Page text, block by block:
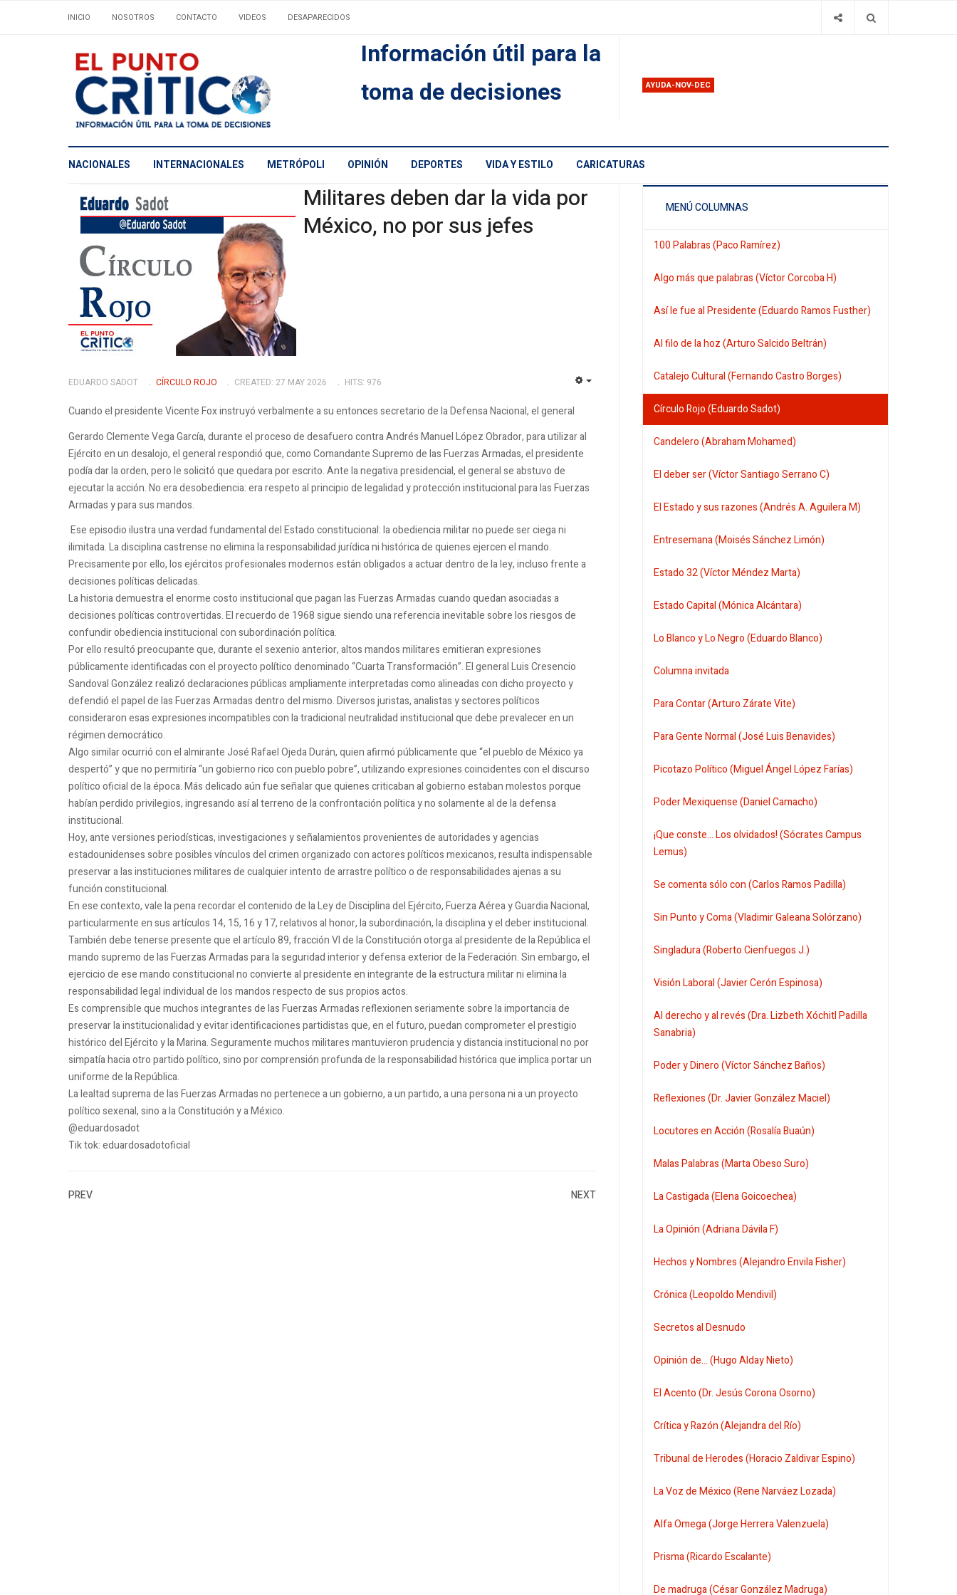
INICIO NOSOTROS CONTACTO VIDEOS DESAPARECIDOS
Información útil para la
toma de decisiones
AYUDA-NOV-DEC
NACIONALES INTERNACIONALES METRÓPOLI OPINIÓN DEPORTES VIDA Y ESTILO CARICATURAS
Militares deben dar la vida por
México, no por sus jefes
EDUARDO SADOT CÍRCULO ROJO CREATED: 27 MAY 2026 HITS: 976
Cuando el presidente Vicente Fox instruyó verbalmente a su entonces secretario de la Defensa Nacional, el general
Gerardo Clemente Vega García, durante el proceso de desafuero contra Andrés Manuel López Obrador, para utilizar al
Ejército en un desalojo, el general respondió que, como Comandante Supremo de las Fuerzas Armadas, el presidente
podía dar la orden, pero le solicitó que quedara por escrito. Ante la negativa presidencial, el general se abstuvo de
ejecutar la acción. No era desobediencia: era respeto al principio de legalidad y protección institucional para las Fuerzas
Armadas y para sus mandos.
Ese episodio ilustra una verdad fundamental del Estado constitucional: la obediencia militar no puede ser ciega ni
ilimitada. La disciplina castrense no elimina la responsabilidad jurídica ni histórica de quienes ejercen el mando.
Precisamente por ello, los ejércitos profesionales modernos están obligados a actuar dentro de la ley, incluso frente a
decisiones políticas delicadas.
La historia demuestra el enorme costo institucional que pagan las Fuerzas Armadas cuando quedan asociadas a
decisiones políticas controvertidas. El recuerdo de 1968 sigue siendo una referencia inevitable sobre los riesgos de
confundir obediencia institucional con subordinación política.
Por ello resultó preocupante que, durante el sexenio anterior, altos mandos militares emitieran expresiones
públicamente identificadas con el proyecto político denominado “Cuarta Transformación”. El general Luis Cresencio
Sandoval González realizó declaraciones públicas ampliamente interpretadas como alineadas con dicho proyecto y
defendió el papel de las Fuerzas Armadas dentro del mismo. Diversos juristas, analistas y sectores políticos
consideraron esas expresiones incompatibles con la tradicional neutralidad institucional que debe prevalecer en un
régimen democrático.
Algo similar ocurrió con el almirante José Rafael Ojeda Durán, quien afirmó públicamente que “el pueblo de México ya
despertó” y que no permitiría “un gobierno rico con pueblo pobre”, utilizando expresiones coincidentes con el discurso
político oficial de la época. Más delicado aún fue señalar que quienes criticaban al gobierno estaban molestos porque
habían perdido privilegios, ingresando así al terreno de la confrontación política y no solamente al de la defensa
institucional.
Hoy, ante versiones periodísticas, investigaciones y señalamientos provenientes de autoridades y agencias
estadounidenses sobre posibles vínculos del crimen organizado con actores políticos mexicanos, resulta indispensable
preservar a las instituciones militares de cualquier intento de arrastre político o de responsabilidades ajenas a su
función constitucional.
En ese contexto, vale la pena recordar el contenido de la Ley de Disciplina del Ejército, Fuerza Aérea y Guardia Nacional,
particularmente en sus artículos 14, 15, 16 y 17, relativos al honor, la subordinación, la disciplina y el deber institucional.
También debe tenerse presente que el artículo 89, fracción VI de la Constitución otorga al presidente de la República el
mando supremo de las Fuerzas Armadas para la seguridad interior y defensa exterior de la Federación. Sin embargo, el
ejercicio de ese mando constitucional no convierte al presidente en integrante de la estructura militar ni elimina la
responsabilidad legal individual de los mandos respecto de sus propios actos.
Es comprensible que muchos integrantes de las Fuerzas Armadas reflexionen seriamente sobre la importancia de
preservar la institucionalidad y evitar identificaciones partidistas que, en el futuro, puedan comprometer el prestigio
histórico del Ejército y la Marina. Seguramente muchos militares mantuvieron prudencia y distancia institucional no por
simpatía hacia otro partido político, sino por comprensión profunda de la responsabilidad histórica que implica portar un
uniforme de la República.
La lealtad suprema de las Fuerzas Armadas no pertenece a un gobierno, a un partido, a una persona ni a un proyecto
político sexenal, sino a la Constitución y a México.
@eduardosadot
Tik tok: eduardosadotoficial
PREV NEXT
MENÚ COLUMNAS
100 Palabras (Paco Ramírez)
Algo más que palabras (Víctor Corcoba H)
Así le fue al Presidente (Eduardo Ramos Fusther)
Al filo de la hoz (Arturo Salcido Beltrán)
Catalejo Cultural (Fernando Castro Borges)
Círculo Rojo (Eduardo Sadot)
Candelero (Abraham Mohamed)
El deber ser (Víctor Santiago Serrano C)
El Estado y sus razones (Andrés A. Aguilera M)
Entresemana (Moisés Sánchez Limón)
Estado 32 (Víctor Méndez Marta)
Estado Capital (Mónica Alcántara)
Lo Blanco y Lo Negro (Eduardo Blanco)
Columna invitada
Para Contar (Arturo Zárate Vite)
Para Gente Normal (José Luis Benavides)
Picotazo Político (Miguel Ángel López Farías)
Poder Mexiquense (Daniel Camacho)
¡Que conste... Los olvidados! (Sócrates Campus
Lemus)
Se comenta sólo con (Carlos Ramos Padilla)
Sin Punto y Coma (Vladimir Galeana Solórzano)
Singladura (Roberto Cienfuegos J.)
Visión Laboral (Javier Cerón Espinosa)
Al derecho y al revés (Dra. Lizbeth Xóchitl Padilla
Sanabria)
Poder y Dinero (Víctor Sánchez Baños)
Reflexiones (Dr. Javier González Maciel)
Locutores en Acción (Rosalía Buaún)
Malas Palabras (Marta Obeso Suro)
La Castigada (Elena Goicoechea)
La Opinión (Adriana Dávila F)
Hechos y Nombres (Alejandro Envila Fisher)
Crónica (Leopoldo Mendivil)
Secretos al Desnudo
Opinión de... (Hugo Alday Nieto)
El Acento (Dr. Jesús Corona Osorno)
Crítica y Razón (Alejandra del Río)
Tribunal de Herodes (Horacio Zaldivar Espino)
La Voz de México (Rene Narváez Lozada)
Alfa Omega (Jorge Herrera Valenzuela)
Prisma (Ricardo Escalante)
De madruga (César González Madruga)